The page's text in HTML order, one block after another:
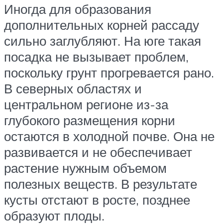
Иногда для образования
дополнительных корней рассаду
сильно заглубляют. На юге такая
посадка не вызывает проблем,
поскольку грунт прогревается рано.
В северных областях и
центральном регионе из-за
глубокого размещения корни
остаются в холодной почве. Она не
развивается и не обеспечивает
растение нужным объемом
полезных веществ. В результате
кусты отстают в росте, позднее
образуют плоды.